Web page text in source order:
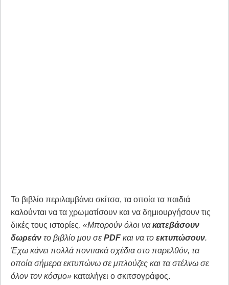
Το βιβλίο περιλαμβάνει σκίτσα, τα οποία τα παιδιά
καλούνται να τα χρωματίσουν και να δημιουργήσουν τις
δικές τους ιστορίες. «Μπορούν όλοι νακατεβάσουν
δωρεάν το βιβλίο μου σε PDF και να το εκτυπώσουν.
Έχω κάνει πολλά ποντιακά σχέδια στο παρελθόν, τα
οποία σήμερα εκτυπώνω σε μπλούζες και τα στέλνω σε
όλον τον κόσμο» καταλήγει ο σκιτσογράφος.